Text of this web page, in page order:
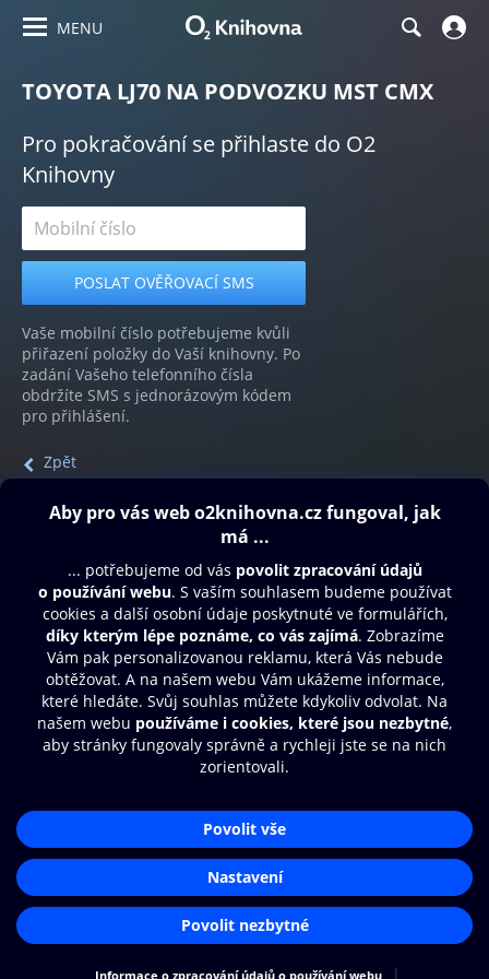
MENU
TOYOTA LJ70 NA PODVOZKU MST CMX
Pro pokračování se přihlaste do O2
Knihovny
Vaše mobilní číslo potřebujeme kvůli
přiřazení položky do Vaší knihovny. Po
zadání Vašeho telefonního čísla
obdržíte SMS s jednorázovým kódem
pro přihlášení.
Zpět
Obsah ke stažení
Moje O2 Knihovna
Další zábava
© O2 Czech Republic a.s.
Přístupnost
Zásady zpracování osobních údajů
Nastavení cookies
Aplikace O2 Knihovna
Čti a poslouchej své e-knihy a
audioknihy rychleji a pohodlněji.